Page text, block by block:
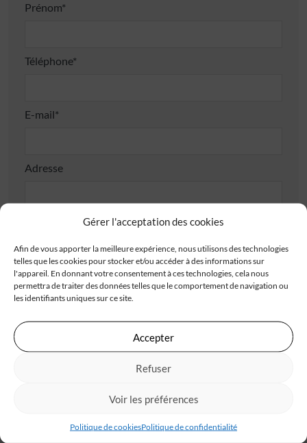
Gérer l'acceptation des cookies
Afin de vous apporter la meilleure expérience, nous utilisons des technologies
telles que les cookies pour stocker et/ou accéder à des informations sur
l'appareil. En donnant votre consentement à ces technologies, cela nous
permettra de traiter des données telles que le comportement de navigation ou
les identifiants uniques sur ce site.
Accepter
Refuser
Voir les préférences
Politique de cookiesPolitique de confidentialité
Prénom*
Téléphone*
E-mail*
Adresse
Code postal*
Ville*
Je valide avoir pris connaissance de la
confidentialité .